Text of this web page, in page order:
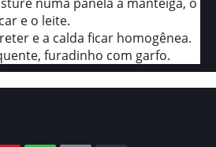
e o leite.
e a calda ficar homogênea.
furadinho com garfo.